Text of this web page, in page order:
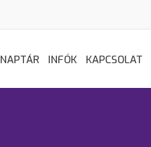
NAPTÁR INFÓK KAPCSOLAT